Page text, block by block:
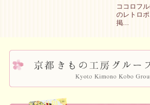
ココロフ
のレトロ
掲...